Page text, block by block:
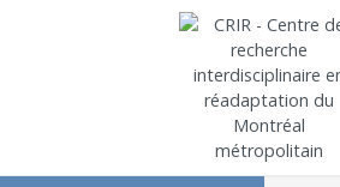
Aller directement au contenu